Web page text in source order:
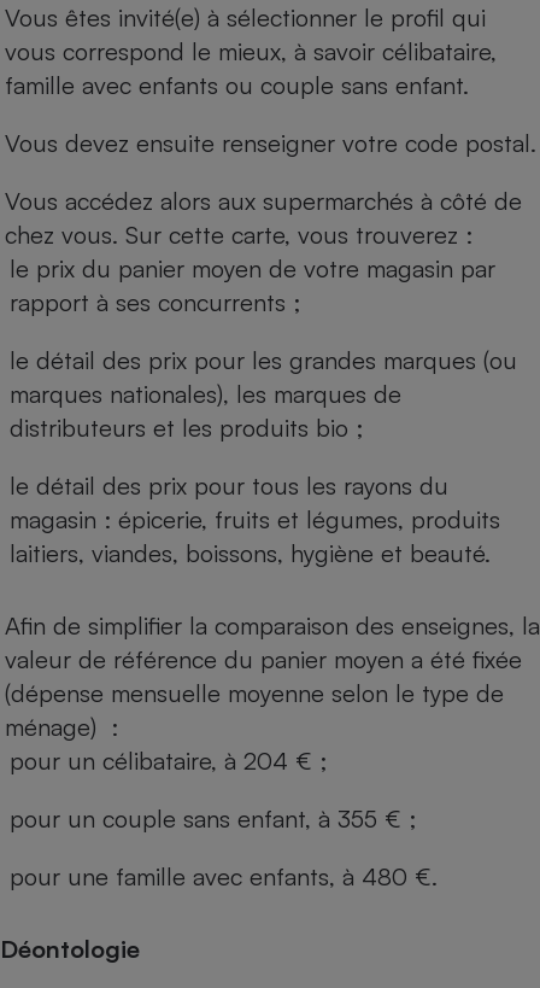
Vous êtes invité(e) à sélectionner le profil qui
vous correspond le mieux, à savoir célibataire,
famille avec enfants ou couple sans enfant.
Vous devez ensuite renseigner votre code postal.
Vous accédez alors aux supermarchés à côté de
chez vous. Sur cette carte, vous trouverez :
le prix du panier moyen de votre magasin par
rapport à ses concurrents ;
le détail des prix pour les grandes marques (ou
marques nationales), les marques de
distributeurs et les produits bio ;
le détail des prix pour tous les rayons du
magasin : épicerie, fruits et légumes, produits
laitiers, viandes, boissons, hygiène et beauté.
Afin de simplifier la comparaison des enseignes, la
valeur de référence du panier moyen a été fixée
(dépense mensuelle moyenne selon le type de
ménage) :
pour un célibataire, à 204 € ;
pour un couple sans enfant, à 355 € ;
pour une famille avec enfants, à 480 €.
Déontologie